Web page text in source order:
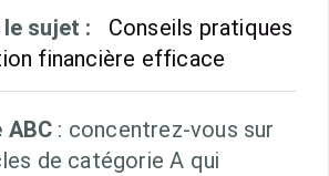
le sujet :
Conseils pratiques
financière efficace
ABC : concentrez-vous sur
de catégorie A qui